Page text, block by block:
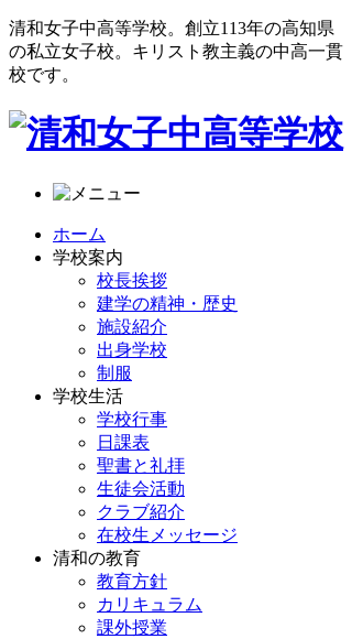
清和女子中高等学校。創立113年の高知県
の私立女子校。キリスト教主義の中高一貫
校です。
ホーム
学校案内
校長挨拶
建学の精神・歴史
施設紹介
出身学校
制服
学校生活
学校行事
日課表
聖書と礼拝
生徒会活動
クラブ紹介
在校生メッセージ
清和の教育
教育方針
カリキュラム
課外授業